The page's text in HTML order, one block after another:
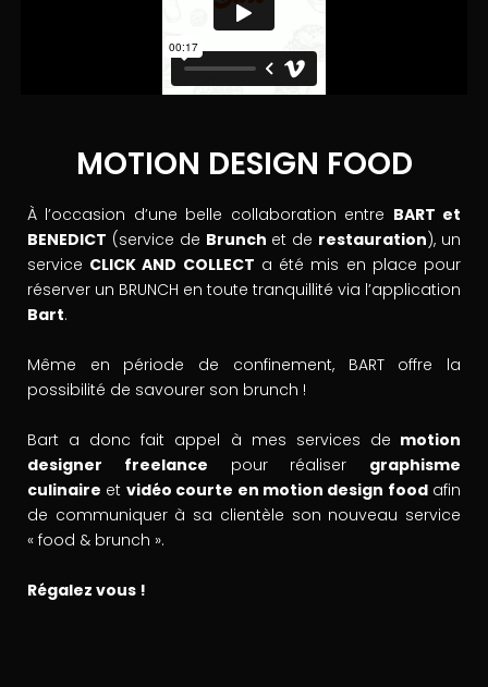
MOTION DESIGN FOOD
À l’occasion d’une belle collaboration entre BART et
BENEDICT (service de Brunch et de restauration), un
service CLICK AND COLLECT a été mis en place pour
réserver un BRUNCH en toute tranquillité via l’application
Bart.
Même en période de confinement, BART offre la
possibilité de savourer son brunch !
Bart a donc fait appel à mes services de motion
designer freelance pour réaliser graphisme
culinaire et vidéo courte en motion design foodafin
de communiquer à sa clientèle son nouveau service
« food & brunch ».
Régalez vous !